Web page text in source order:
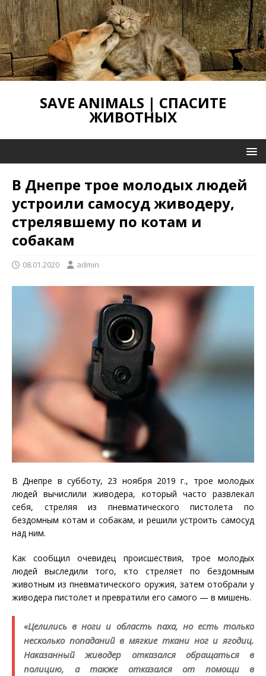
SAVE ANIMALS | СПАСИТЕ
ЖИВОТНЫХ
В Днепре трое молодых людей
устроили самосуд живодеру,
стрелявшему по котам и
собакам
08.01.2020 admin
В Днепре в субботу, 23 ноября 2019 г., трое молодых
людей вычислили живодера, который часто развлекал
себя, стреляя из пневматического пистолета по
бездомным котам и собакам, и решили устроить самосуд
над ним.
Как сообщил очевидец происшествия, трое молодых
людей выследили того, кто стреляет по бездомным
животным из пневматического оружия, затем отобрали у
живодера пистолет и превратили его самого — в мишень.
«Целились в ноги и область паха, но есть только
несколько попаданий в мягкие ткани ног и ягодиц.
Наказанный живодер отказался обращаться в
полицию, а также отказался от помощи в